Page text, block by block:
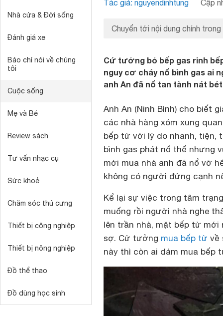
Nhà cửa & Đời sống
Đánh giá xe
Báo chí nói về chúng
tôi
Cuộc sống
Mẹ và Bé
Review sách
Tư vấn nhạc cụ
Sức khoẻ
Chăm sóc thú cưng
Thiết bị công nghiệp
Thiết bị nông nghiệp
Đồ thể thao
Đồ dùng học sinh
Tác giả: nguyendinhtung Cập
Chuyển tới nội dung chính trong
Cứ tưởng bỏ bếp gas rinh
nguy cơ cháy nổ bình gas ai
anh An đã nổ tan tành nát
Anh An (Ninh Bình) cho biết
các nhà hàng xóm xung
bếp từ với lý do nhanh, tiện,
bình gas phát nổ thế nhưng
mới mua nhà anh đã nổ vỡ
không có người đứng cạnh
Kể lại sự việc trong tâm
muống rồi người nhà nghe
lên trần nhà, mặt bếp từ
sợ. Cứ tưởng mua bếp từ về
này thì còn ai dám mua bếp